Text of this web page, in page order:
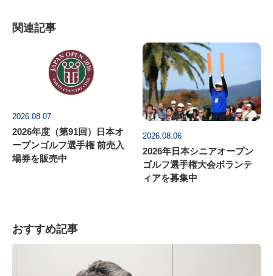
関連記事
2026.08.07
2026年度（第91回）日本オ
ープンゴルフ選手権 前売入
場券を販売中
2026.08.06
2026年日本シニアオープン
ゴルフ選手権大会ボランテ
ィアを募集中
おすすめ記事